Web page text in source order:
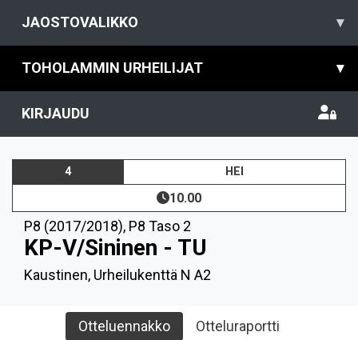
JAOSTOVALIKKO ▾
TOHOLAMMIN URHEILIJAT ▾
KIRJAUDU
4 HEI
10.00
P8 (2017/2018), P8 Taso 2
KP-V/Sininen - TU
Kaustinen, Urheilukenttä N A2
Otteluennakko Otteluraportti